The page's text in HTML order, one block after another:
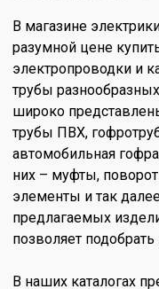
В магазине
разумной цене
электропроводки и
трубы
широко
трубы ПВХ,
автомобильная
них – муфты,
элементы и так
предлагаемых
позволяет
В наших каталогах